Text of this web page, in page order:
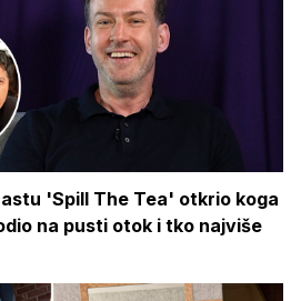
'Spill The Tea' otkrio koga
na pusti otok i tko najviše